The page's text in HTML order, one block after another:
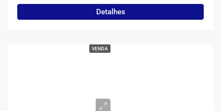
Detalhes
VENDA